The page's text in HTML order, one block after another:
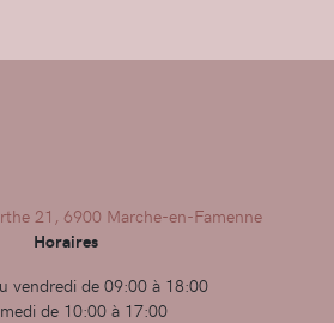
21, 6900 Marche-en-Famenne
Horaires
vendredi de 09:00 à 18:00
de 10:00 à 17:00